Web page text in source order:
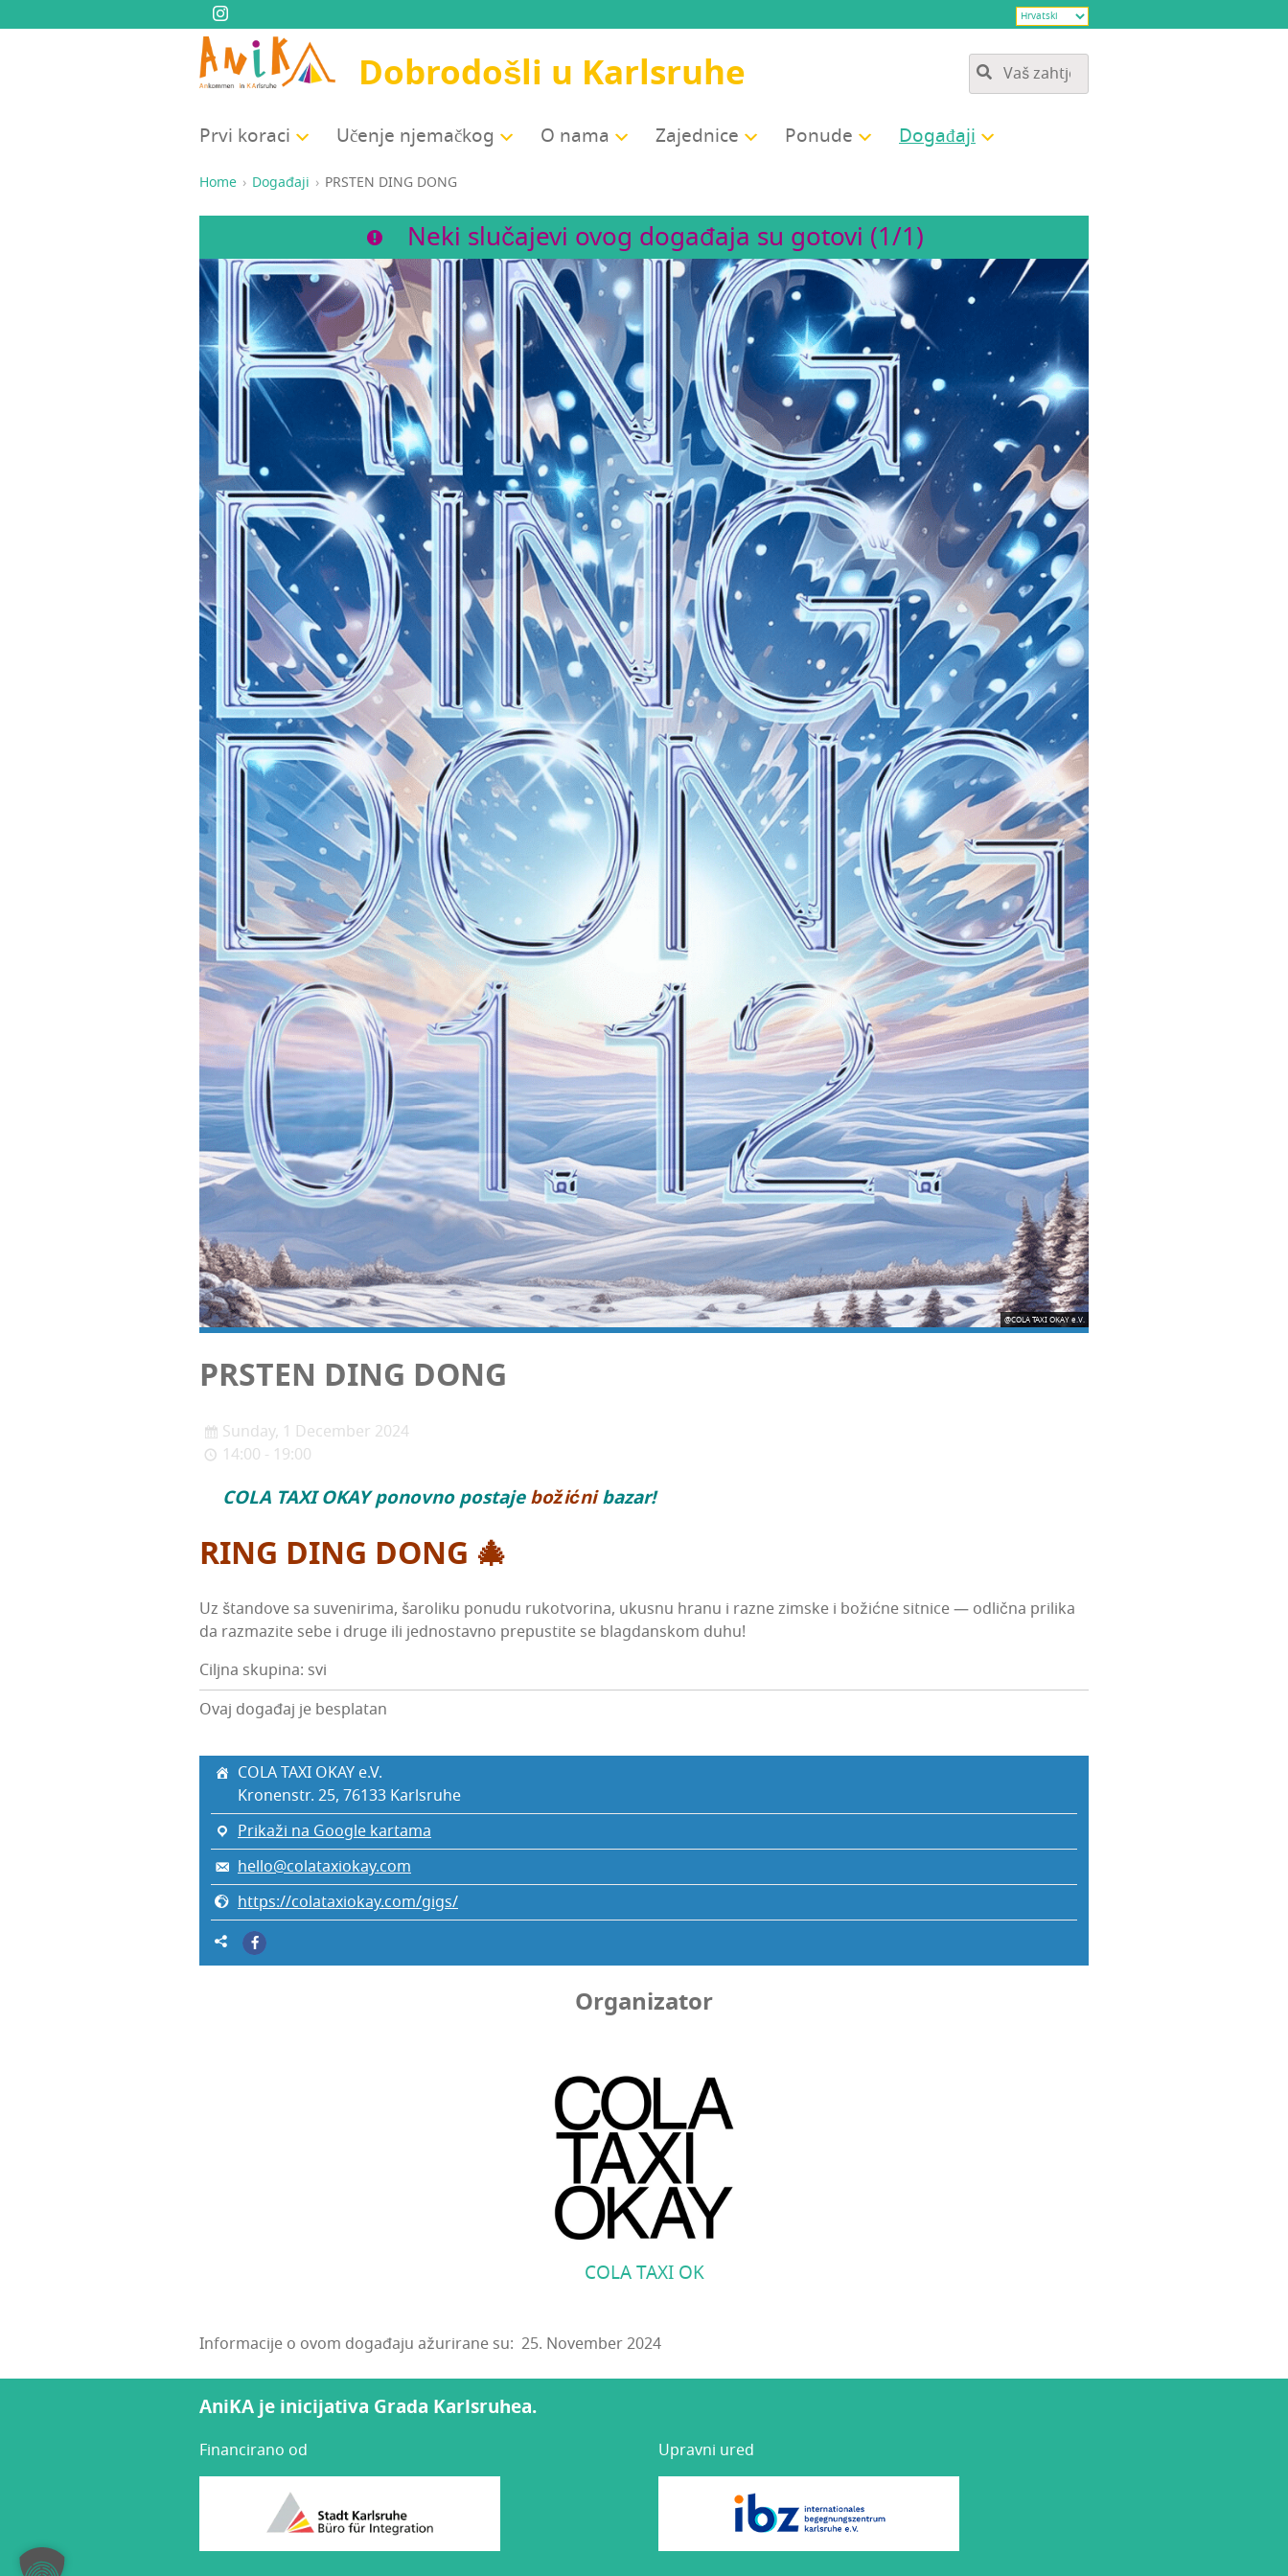
Dobrodošli u Karlsruhe
Prvi kora­ci Uče­nje njemačkog O nama Zajed­ni­ce Ponu­de Doga­đa­ji
Home Događaji PRSTEN DING DONG
Neki slučajevi ovog događaja su gotovi (1/1)
@COLA TAXI OKAY e.V.
PRSTEN DING DONG
Sunday, 1 December 2024
14:00 - 19:00
COLA TAXI OKAY ponov­no pos­ta­je božić­ni bazar!
RING DING DONG 🎄
Uz štan­do­ve sa suve­ni­ri­ma, šaro­li­ku ponu­du ruko­tvo­ri­na, ukus­nu hra­nu i raz­ne zim­ske i božić­ne sit­ni­ce — odlič­na pri­li­ka
da raz­ma­zi­te sebe i dru­ge ili jed­nos­tav­no pre­pus­ti­te se blag­dan­skom duhu!
Ciljna skupina: svi
Ovaj događaj je besplatan
COLA TAXI OKAY e.V.
Kro­nenstr. 25, 76133 Kar­l­sru­he
Prikaži na Google kartama
hello@colataxiokay.com
https://colataxiokay.com/gigs/
Organizator
COLA TAXI OK
Informacije o ovom događaju ažurirane su: 25. November 2024
AniKA je inicijativa Grada Karlsruhea.
Financirano od Upravni ured